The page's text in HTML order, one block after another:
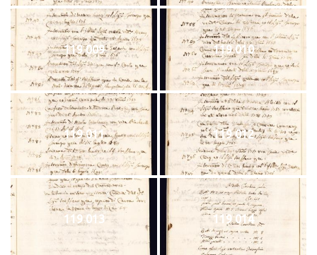
119 009 119 010
119 011 119 012
119 013 119 014